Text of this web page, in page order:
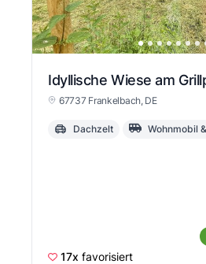
Idyllische Wiese am
67737 Frankelbach, DE
Dachzelt Wohnmobil
17x favorisiert